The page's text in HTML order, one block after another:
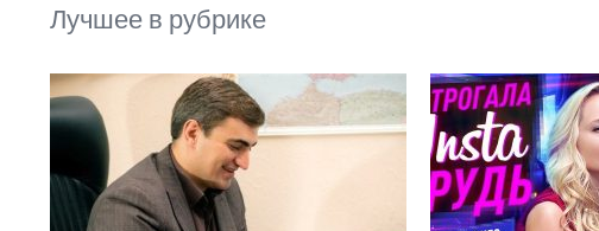
Лучшее в рубрике